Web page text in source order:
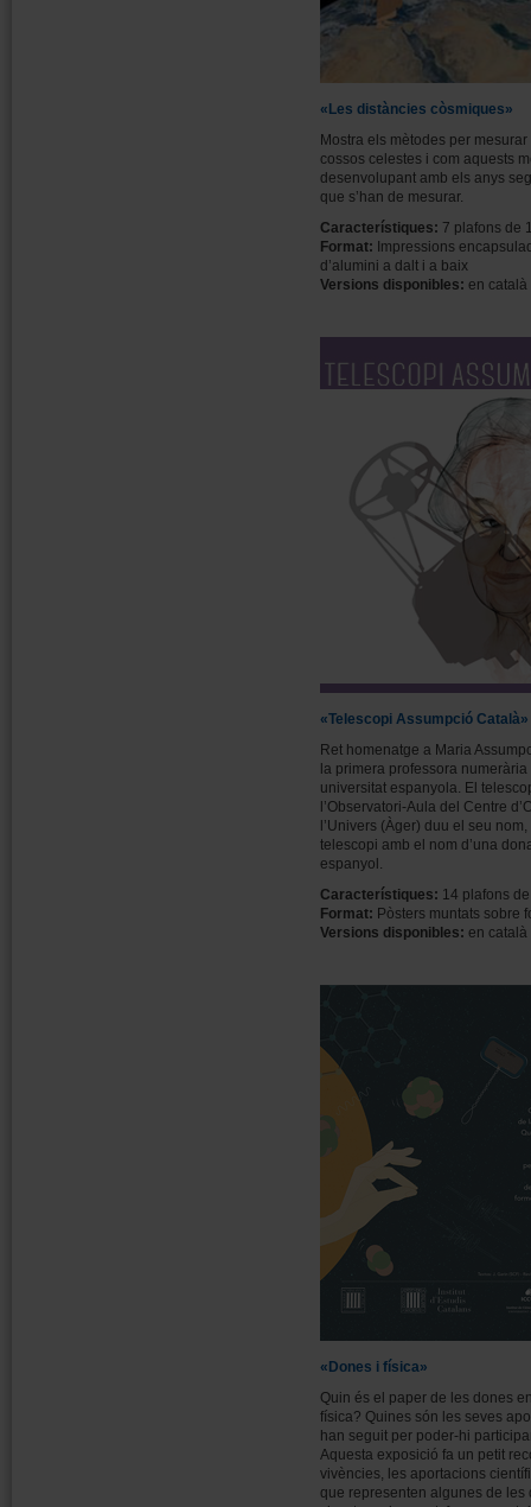
« Les distàncies còsmiques»
Mostra els mètodes per
cossos celestes i com aquests
desenvolupant amb els anys
que s’han de mesurar.
Característiques: 7 plafons de
Format: Impressions
d’alumini a dalt i a baix
Versions disponibles: en català
«Telescopi Assumpció Català»
Ret homenatge a Maria
la primera professora
universitat espanyola. El
l’Observatori-Aula del Centre
l’Univers (Àger) duu el seu
telescopi amb el nom d’una
espanyol.
Característiques: 14 plafons
Format: Pòsters muntats sobre
Versions disponibles: en català
«Dones i física»
Quin és el paper de les dones
física? Quines són les seves
han seguit per poder-hi
Aquesta exposició fa un petit
vivències, les aportacions
que representen algunes de les